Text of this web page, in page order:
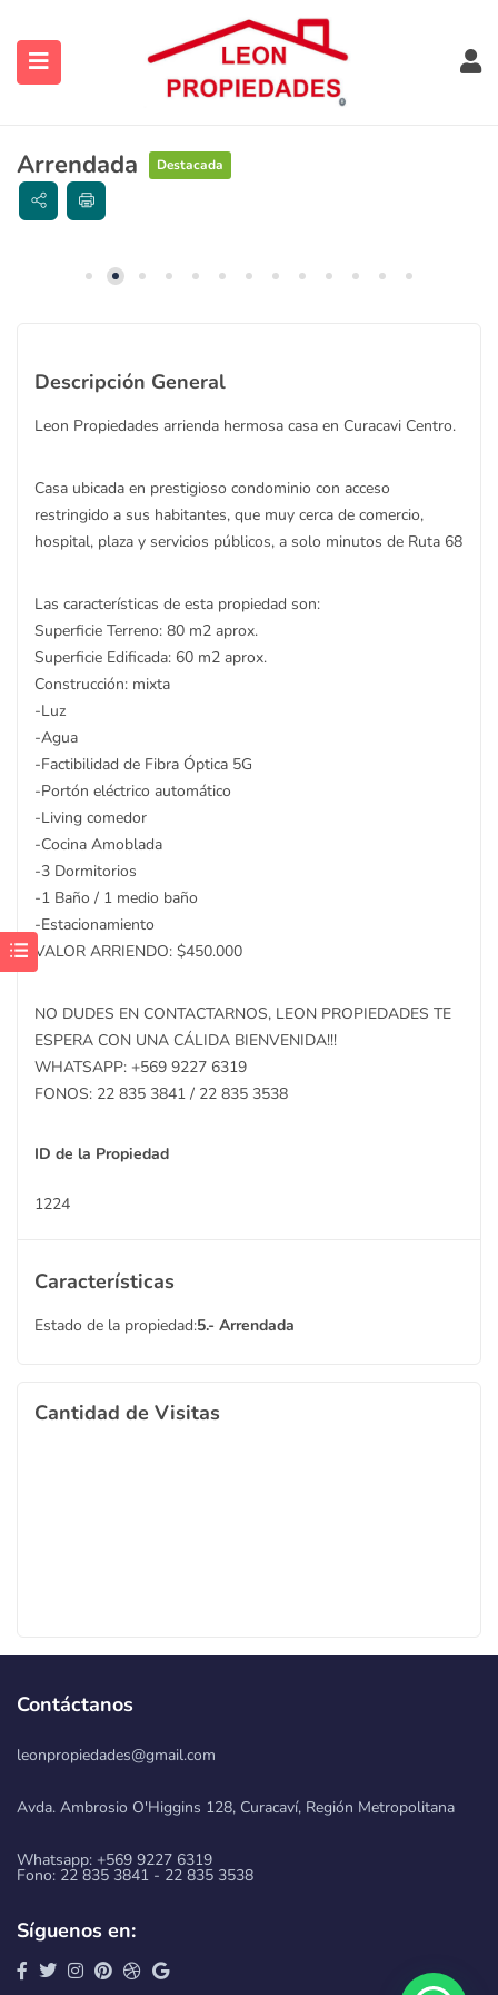
(Sugerencias)
Arrendada Destacada
Descripción General
Leon Propiedades arrienda hermosa casa en Curacavi Centro.
Casa ubicada en prestigioso condominio con acceso
restringido a sus habitantes, que muy cerca de comercio,
hospital, plaza y servicios públicos, a solo minutos de Ruta 68
Las características de esta propiedad son:
Superficie Terreno: 80 m2 aprox.
Superficie Edificada: 60 m2 aprox.
Construcción: mixta
-Luz
-Agua
-Factibilidad de Fibra Óptica 5G
-Portón eléctrico automático
-Living comedor
-Cocina Amoblada
-3 Dormitorios
-1 Baño / 1 medio baño
-Estacionamiento
VALOR ARRIENDO: $450.000
NO DUDES EN CONTACTARNOS, LEON PROPIEDADES TE
ESPERA CON UNA CÁLIDA BIENVENIDA!!!
WHATSAPP: +569 9227 6319
FONOS: 22 835 3841 / 22 835 3538
ID de la Propiedad
1224
Características
Estado de la propiedad:5.- Arrendada
Cantidad de Visitas
Contáctanos
leonpropiedades@gmail.com
Avda. Ambrosio O'Higgins 128, Curacaví, Región Metropolitana
Whatsapp: +569 9227 6319
Fono: 22 835 3841 - 22 835 3538
Síguenos en: